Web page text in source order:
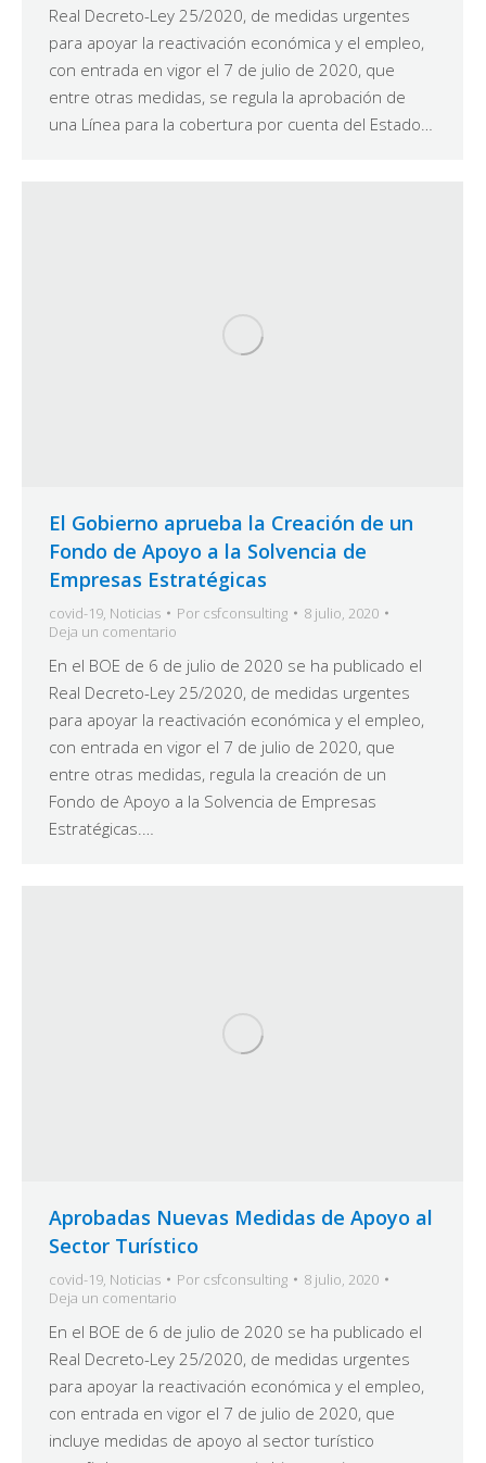
Real Decreto-Ley 25/2020, de medidas urgentes
para apoyar la reactivación económica y el empleo,
con entrada en vigor el 7 de julio de 2020, que
entre otras medidas, se regula la aprobación de
una Línea para la cobertura por cuenta del Estado…
El Gobierno aprueba la Creación de un
Fondo de Apoyo a la Solvencia de
Empresas Estratégicas
covid-19, Noticias Por csfconsulting
8 julio, 2020
Deja un comentario
En el BOE de 6 de julio de 2020 se ha publicado el
Real Decreto-Ley 25/2020, de medidas urgentes
para apoyar la reactivación económica y el empleo,
con entrada en vigor el 7 de julio de 2020, que
entre otras medidas, regula la creación de un
Fondo de Apoyo a la Solvencia de Empresas
Estratégicas.…
Aprobadas Nuevas Medidas de Apoyo al
Sector Turístico
covid-19 Noticias Por csfconsulting
8 julio, 2020
Deja un comentario
En el BOE de 6 de julio de 2020 se ha publicado el
Real Decreto-Ley 25/2020, de medidas urgentes
para apoyar la reactivación económica y el empleo,
con entrada en vigor el 7 de julio de 2020, que
incluye medidas de apoyo al sector turístico